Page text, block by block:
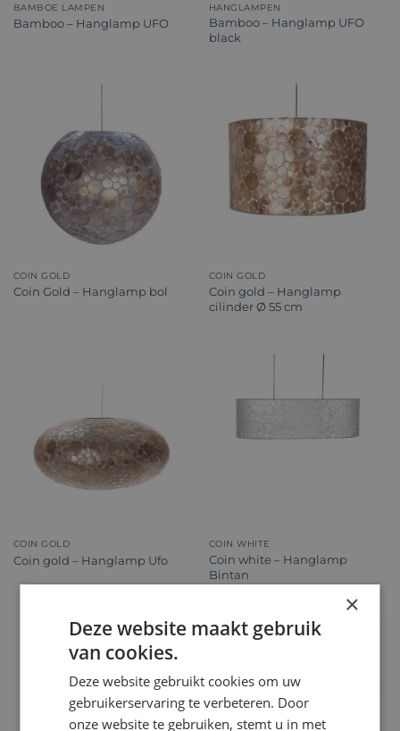
BAMBOE LAMPEN
Bamboo – Hanglamp UFO
HANGLAMPEN
Bamboo – Hanglamp UFO
black
COIN GOLD
Coin Gold – Hanglamp bol
COIN GOLD
Coin gold – Hanglamp
cilinder Ø 55 cm
COIN GOLD
Coin gold – Hanglamp Ufo
COIN WHITE
Coin white – Hanglamp
Bintan
×
Deze website maakt gebruik
van cookies.
Deze website gebruikt cookies om uw
gebruikerservaring te verbeteren. Door
onze website te gebruiken, stemt u in met